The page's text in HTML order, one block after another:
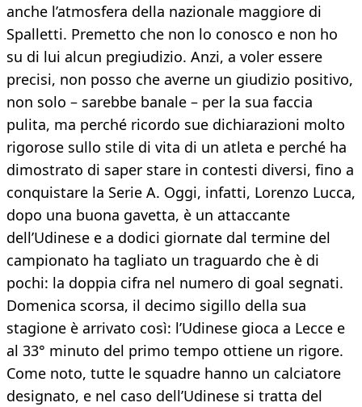
anche l’atmosfera della nazionale maggiore di
Spalletti. Premetto che non lo conosco e non ho
su di lui alcun pregiudizio. Anzi, a voler essere
precisi, non posso che averne un giudizio positivo,
non solo – sarebbe banale – per la sua faccia
pulita, ma perché ricordo sue dichiarazioni molto
rigorose sullo stile di vita di un atleta e perché ha
dimostrato di saper stare in contesti diversi, fino a
conquistare la Serie A. Oggi, infatti, Lorenzo Lucca,
dopo una buona gavetta, è un attaccante
dell’Udinese e a dodici giornate dal termine del
campionato ha tagliato un traguardo che è di
pochi: la doppia cifra nel numero di goal segnati.
Domenica scorsa, il decimo sigillo della sua
stagione è arrivato così: l’Udinese gioca a Lecce e
al 33° minuto del primo tempo ottiene un rigore.
Come noto, tutte le squadre hanno un calciatore
designato, e nel caso dell’Udinese si tratta del